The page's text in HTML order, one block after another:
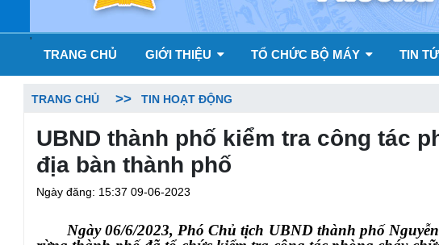
'
TRANG CHỦ GIỚI THIỆU TỔ CHỨC BỘ MÁY TIN
TRANG CHỦ TIN HOẠT ĐỘNG
UBND thành phố kiểm tra công tác
địa bàn thành phố
Ngày đăng: 15:37 09-06-2023
Ngày 06/6/2023, Phó Chủ tịch UBND thành phố